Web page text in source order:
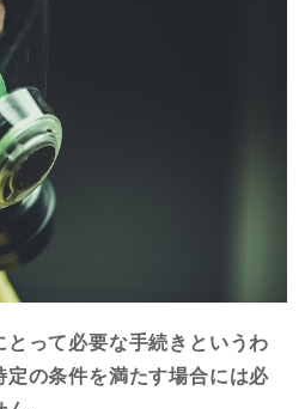
って必要な手続きというわ
定の条件を満たす場合には必